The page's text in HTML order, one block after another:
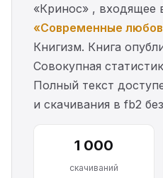
«Кринос» , входящее
«Современные
Книгизм. Книга
Совокупная
Полный текст
и скачивания в fb2
1 000
скачиваний